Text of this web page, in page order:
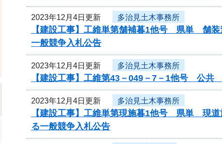
2023年12月4日更新 多治見土木事務所
【建設工事】工維単第舗補暮1他号 県単 舗装
一般競争入札公告
2023年12月4日更新 多治見土木事務所
【建設工事】工維第43－049－7－1他号 公
2023年12月4日更新 多治見土木事務所
【建設工事】工維単第現施暮1他号 県単 現道
る一般競争入札公告